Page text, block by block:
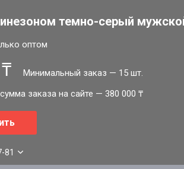
темно-серый
оптом
Минимальный заказ — 15 шт.
заказа на сайте — 380 000 ₸
81